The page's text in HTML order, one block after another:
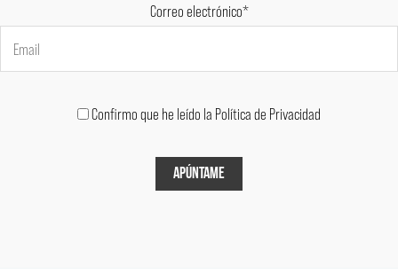
Correo electrónico*
Confirmo que he leído la Política de Privacidad